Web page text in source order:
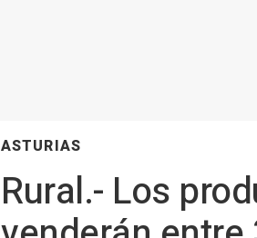
ASTURIAS
Rural.- Los